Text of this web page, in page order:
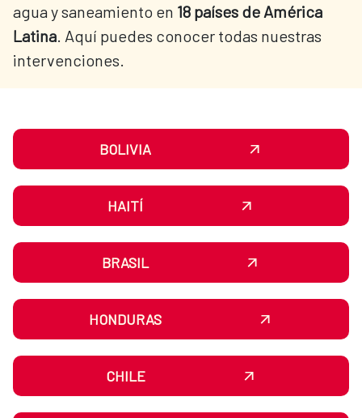
agua y saneamiento en 18 países de América
Latina. Aquí puedes conocer todas nuestras
intervenciones.
BOLIVIA
HAITÍ
BRASIL
HONDURAS
CHILE